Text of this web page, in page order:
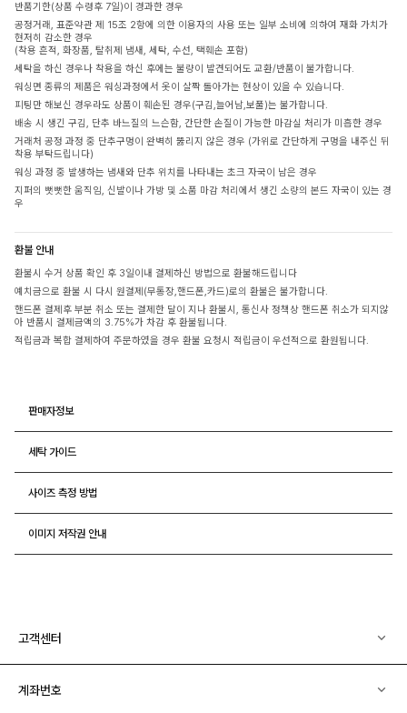
반품기한(상품 수령후 7일)이 경과한 경우
공정거래, 표준약관 제 15조 2항에 의한 이용자의 사용 또는 일부 소비에 의하여 재화 가치가
현저히 감소한 경우
(착용 흔적, 화장품, 탈취제 냄새, 세탁, 수선, 택훼손 포함)
세탁을 하신 경우나 착용을 하신 후에는 불량이 발견되어도 교환/반품이 불가합니다.
워싱면 종류의 제품은 워싱과정에서 옷이 살짝 돌아가는 현상이 있을 수 있습니다.
피팅만 해보신 경우라도 상품이 훼손된 경우(구김,늘어남,보풀)는 불가합니다.
배송 시 생긴 구김, 단추 바느질의 느슨함, 간단한 손질이 가능한 마감실 처리가 미흡한 경우
거래처 공정 과정 중 단추구멍이 완벽히 뚫리지 않은 경우 (가위로 간단하게 구멍을 내주신 뒤
착용 부탁드립니다)
워싱 과정 중 발생하는 냄새와 단추 위치를 나타내는 초크 자국이 남은 경우
지퍼의 뻣뻣한 움직임, 신발이나 가방 및 소품 마감 처리에서 생긴 소량의 본드 자국이 있는 경
우
환불 안내
환불시 수거 상품 확인 후 3일이내 결제하신 방법으로 환불해드립니다
예치금으로 환불 시 다시 원결제(무통장,핸드폰,카드)로의 환불은 불가합니다.
핸드폰 결제후 부분 취소 또는 결제한 달이 지나 환불시, 통신사 정책상 핸드폰 취소가 되지않
아 반품시 결제금액의 3.75%가 차감 후 환불됩니다.
적립금과 복합 결제하여 주문하였을 경우 환불 요청시 적립금이 우선적으로 환원됩니다.
판매자정보
세탁 가이드
사이즈 측정 방법
이미지 저작권 안내
고객센터
계좌번호